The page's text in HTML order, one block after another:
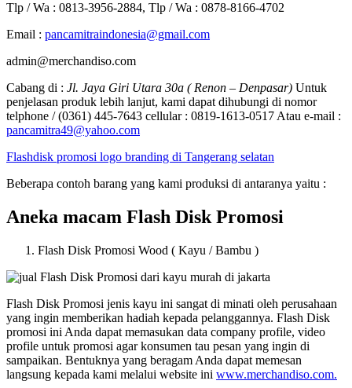
Tlp / Wa : 0813-3956-2884, Tlp / Wa : 0878-8166-4702
Email : pancamitraindonesia@gmail.com
admin@merchandiso.com
Cabang di : Jl. Jaya Giri Utara 30a ( Renon – Denpasar) Untuk
penjelasan produk lebih lanjut, kami dapat dihubungi di nomor
telphone / (0361) 445-7643 cellular : 0819-1613-0517 Atau e-mail :
pancamitra49@yahoo.com
Flashdisk promosi logo branding di Tangerang selatan
Beberapa contoh barang yang kami produksi di antaranya yaitu :
Aneka macam Flash Disk Promosi
Flash Disk Promosi Wood ( Kayu / Bambu )
Flash Disk Promosi jenis kayu ini sangat di minati oleh perusahaan
yang ingin memberikan hadiah kepada pelanggannya. Flash Disk
promosi ini Anda dapat memasukan data company profile, video
profile untuk promosi agar konsumen tau pesan yang ingin di
sampaikan. Bentuknya yang beragam Anda dapat memesan
langsung kepada kami melalui website ini www.merchandiso.com.